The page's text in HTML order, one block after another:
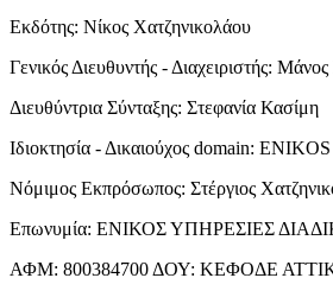
Εκδότης: Νίκος Χατζηνικολάου
Γενικός Διευθυντής - Διαχειριστής: Μάνος
Διευθύντρια Σύνταξης: Στεφανία Κασίμη
Ιδιοκτησία - Δικαιούχος domain: ENIKOS
Νόμιμος Εκπρόσωπος: Στέργιος
Επωνυμία: ΕΝΙΚΟΣ ΥΠΗΡΕΣΙΕΣ
ΑΦΜ: 800384700 ΔΟΥ: ΚΕΦΟΔΕ